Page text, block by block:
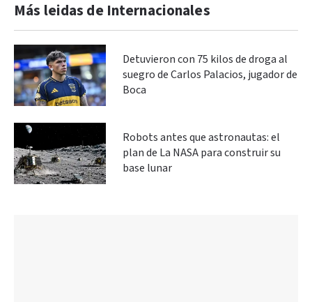
Más leidas de Internacionales
Detuvieron con 75 kilos de droga al
suegro de Carlos Palacios, jugador de
Boca
Robots antes que astronautas: el
plan de La NASA para construir su
base lunar